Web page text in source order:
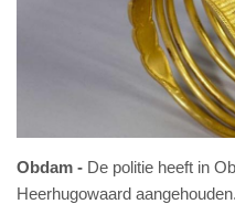
Obdam
De politie heeft in
Heerhugowaard